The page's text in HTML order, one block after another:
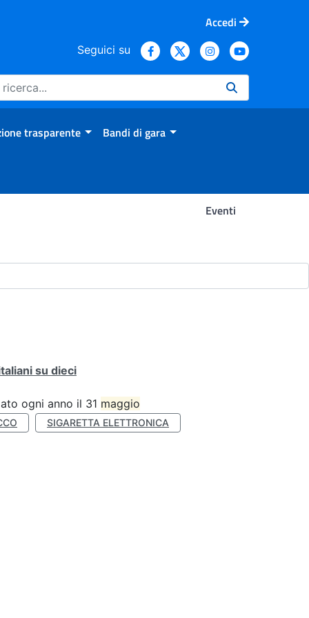
Accedi
Seguici su
trasparente Bandi di gara
Eventi
su dieci
ogni anno il 31 maggio
SIGARETTA ELETTRONICA